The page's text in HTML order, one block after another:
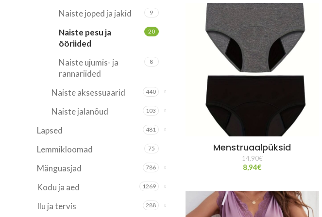
Naiste joped ja jakid 9
Naiste pesu ja
ööriided
20
Naiste ujumis- ja
rannariided
8
Naiste aksessuaarid 440
Naiste jalanõud 103
Lapsed 481
Lemmikloomad 75
Mänguasjad 786
Kodu ja aed 1269
Ilu ja tervis 288
Menstruaalpüksid
14,90€
8,94€